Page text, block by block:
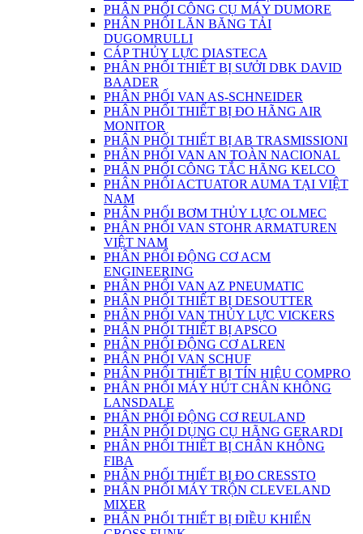
PHÂN PHỐI CÔNG CỤ MÁY DUMORE
PHÂN PHỐI LĂN BĂNG TẢI
DUGOMRULLI
CÁP THỦY LỰC DIASTECA
PHÂN PHỐI THIẾT BỊ SƯỞI DBK DAVID
BAADER
PHÂN PHỐI VAN AS-SCHNEIDER
PHÂN PHỐI THIẾT BỊ ĐO HÃNG AIR
MONITOR
PHÂN PHỐI THIẾT BỊ AB TRASMISSIONI
PHÂN PHỐI VAN AN TOÀN NACIONAL
PHÂN PHỐI CÔNG TẮC HÃNG KELCO
PHÂN PHỐI ACTUATOR AUMA TẠI VIỆT
NAM
PHÂN PHỐI BƠM THỦY LỰC OLMEC
PHÂN PHỐI VAN STOHR ARMATUREN
VIỆT NAM
PHÂN PHỐI ĐỘNG CƠ ACM
ENGINEERING
PHÂN PHỐI VAN AZ PNEUMATIC
PHÂN PHỐI THIẾT BỊ DESOUTTER
PHÂN PHỐI VAN THỦY LỰC VICKERS
PHÂN PHỐI THIẾT BỊ APSCO
PHÂN PHỐI ĐỘNG CƠ ALREN
PHÂN PHỐI VAN SCHUF
PHÂN PHỐI THIẾT BỊ TÍN HIỆU COMPRO
PHÂN PHỐI MÁY HÚT CHÂN KHÔNG
LANSDALE
PHÂN PHỐI ĐỘNG CƠ REULAND
PHÂN PHỐI DỤNG CỤ HÃNG GERARDI
PHÂN PHỐI THIẾT BỊ CHÂN KHÔNG
FIBA
PHÂN PHỐI THIẾT BỊ ĐO CRESSTO
PHÂN PHỐI MÁY TRỘN CLEVELAND
MIXER
PHÂN PHỐI THIẾT BỊ ĐIỀU KHIỂN